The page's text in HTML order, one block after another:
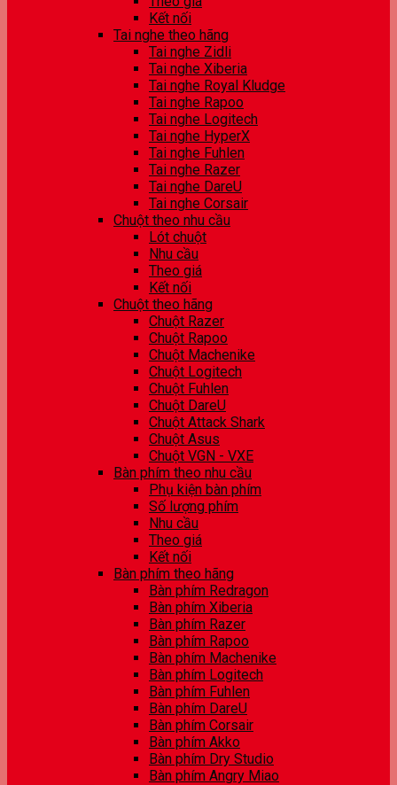
Kết nối
Tai nghe theo hãng
Tai nghe Zidli
Tai nghe Xiberia
Tai nghe Royal Kludge
Tai nghe Rapoo
Tai nghe Logitech
Tai nghe HyperX
Tai nghe Fuhlen
Tai nghe Razer
Tai nghe DareU
Tai nghe Corsair
Chuột theo nhu cầu
Lót chuột
Nhu cầu
Theo giá
Kết nối
Chuột theo hãng
Chuột Razer
Chuột Rapoo
Chuột Machenike
Chuột Logitech
Chuột Fuhlen
Chuột DareU
Chuột Attack Shark
Chuột Asus
Chuột VGN - VXE
Bàn phím theo nhu cầu
Phụ kiện bàn phím
Số lượng phím
Nhu cầu
Theo giá
Kết nối
Bàn phím theo hãng
Bàn phím Redragon
Bàn phím Xiberia
Bàn phím Razer
Bàn phím Rapoo
Bàn phím Machenike
Bàn phím Logitech
Bàn phím Fuhlen
Bàn phím DareU
Bàn phím Corsair
Bàn phím Akko
Bàn phím Dry Studio
Bàn phím Angry Miao